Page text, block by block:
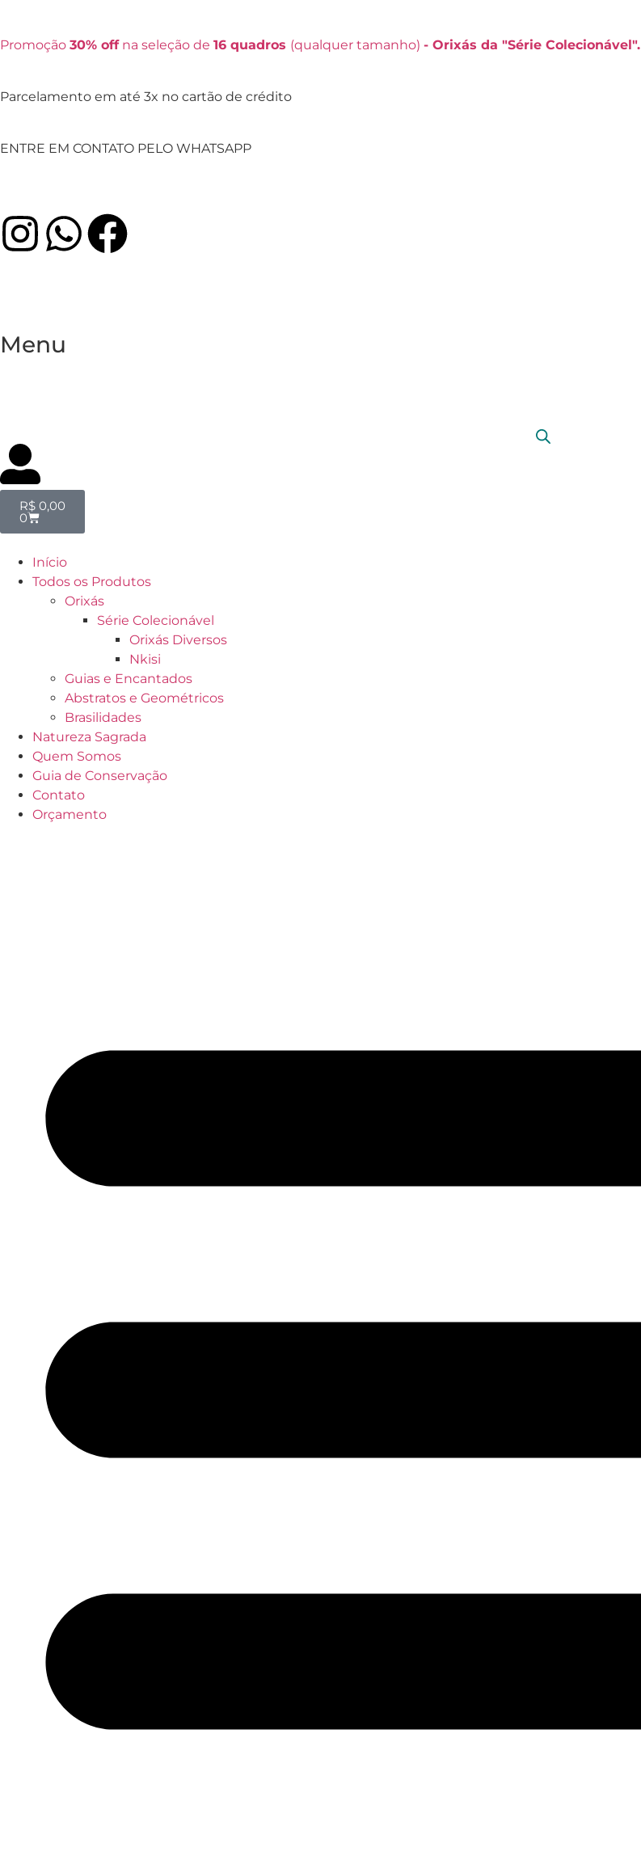
Promoção 30% offna seleção de 16 quadros (qualquer tamanho) - Orixás da "Série Colecionável".
Parcelamento em até 3x no cartão de crédito
ENTRE EM CONTATO PELO WHATSAPP
Menu
R$ 0,00
0
Início
Todos os Produtos
Orixás
Série Colecionável
Orixás Diversos
Nkisi
Guias e Encantados
Abstratos e Geométricos
Brasilidades
Natureza Sagrada
Quem Somos
Guia de Conservação
Contato
Orçamento